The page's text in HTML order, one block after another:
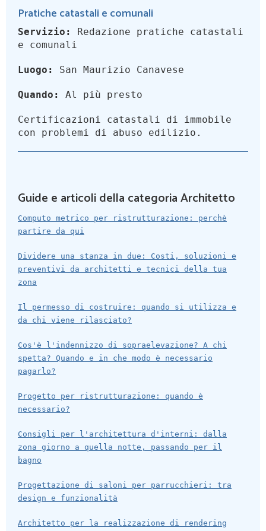
Pratiche catastali e comunali
Servizio:
Redazione pratiche catastali
e comunali
Luogo: San Maurizio Canavese
Quando: Al più presto
Certificazioni catastali di immobile
con problemi di abuso edilizio.
Guide e articoli della categoria Architetto
Computo metrico per ristrutturazione: perchè
partire da qui
Dividere una stanza in due: Costi, soluzioni e
preventivi da architetti e tecnici della tua
zona
Il permesso di costruire: quando si utilizza e
da chi viene rilasciato?
Cos'è l'indennizzo di sopraelevazione? A chi
spetta? Quando e in che modo è necessario
pagarlo?
Progetto per ristrutturazione: quando è
necessario?
Consigli per l'architettura d'interni: dalla
zona giorno a quella notte, passando per il
bagno
Progettazione di saloni per parrucchieri: tra
design e funzionalità
Architetto per la realizzazione di rendering